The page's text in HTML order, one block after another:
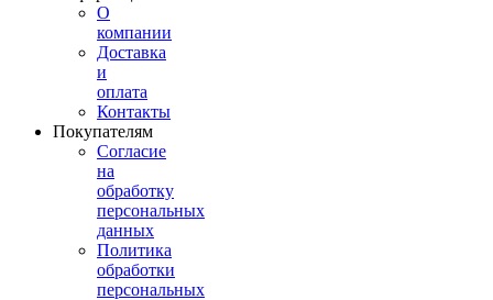
О
компании
Доставка
и
оплата
Контакты
Покупателям
Согласие
на
обработку
персональных
данных
Политика
обработки
персональных